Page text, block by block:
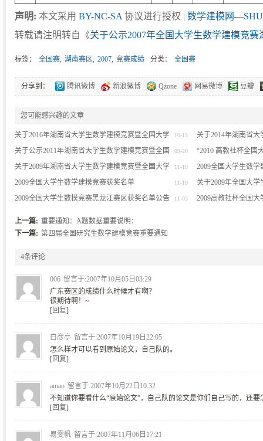
声明: 本文采用 BY-NC-SA 协议进行授权 | 数学建模网
转载请注明转自《关于公示2007年全国大学生数学建模竞
标签： 全国赛, 湖南赛区, 2007, 竞赛成绩 分类： 全国赛
分享到： 腾讯微博 新浪微博 Qzone 网易微博 豆瓣
您可能感兴趣的文章
10-13
关于2016年湖南省大学生数学建模竞赛暨全国大学
生数学建模竞赛湖南赛区比赛评审结果的公示
关于2014年湖南省
生数学建模竞赛湖南
09-20
关于公示2011年湖南省大学生数学建模竞赛暨全国
大学生数学建模竞赛湖南赛区比赛评审结果的通知
“2010 高教社杯全国
11-19
关于2009年湖南省大学生数学建模竞赛暨全国大学
生数学建模竞赛湖南赛区比赛成绩的通报
2009全国大学生数
11-19
2009全国大学生数学建模竞赛获奖名单
关于2009年全国大
异议的通知
11-03
2009全国大学生数模竞赛黑龙江赛区获奖名单公告
2009高教社杯全国
上一篇: 重要通知：A题数据重要说明：
下一篇: 第四届全国研究生数学建模竞赛重要通知
4条评论
006 留言于:2007年10月05日03:29
广东赛区的成绩什么时候才有啊？
很期待啊！~
[回复]
白彦亭 留言于:2007年10月19日22:05
怎么样才可以看到原始论文，自己队的。
[回复]
amao 留言于:2007年10月22日10:32
不知道你要看什么“原始论文”，自己队的论文是你们自己写的，还要
[回复]
易雯帆 留言于:2007年11月06日17:21